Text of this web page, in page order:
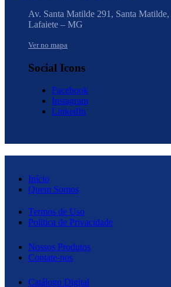
Av. Santa Matilde 291, Santa
Lafaiete – MG
Ver no mapa
Social Icons
Facebook
Instagram
LinkedIn
Início
Quem Somos
Termos de Uso
Politica de Privacidade
Nossos Produtos
Contate-nos
Catálogo Digital